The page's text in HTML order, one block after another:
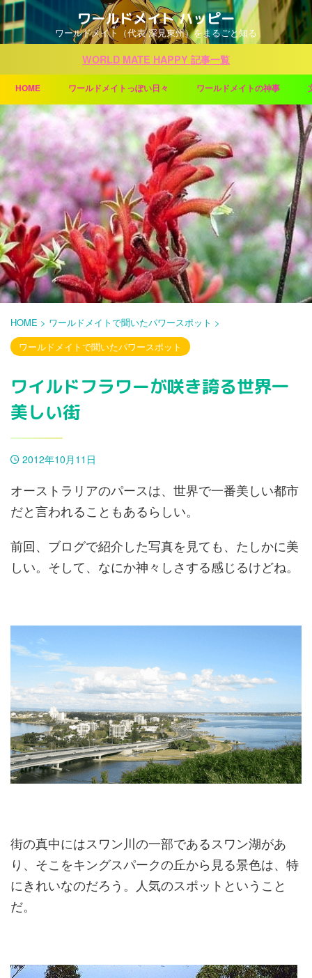
ワールドメイト ハッピー
ワールドメイト（代表 深見東州）をまるごと知る
WORLD MATE HAPPY 記事一覧
HOME ワールドメイトっぽい日々 ワールドメイトの神事
HOME > ワールドメイトで聞いたパワースポット >
ワールドメイトで聞いたパワースポット
ワイルドフラワーが咲き誇る世界一
美しい街
2012年10月11日
オーストラリアのパースは、世界で一番美しい都市
だと言われることもあるらしい。
前回、ブログで紹介した写真を見ても、たしかに美
しい。そして、なにか神々しさする感じるけどね。
街の真中にはスワン川の一部であるスワン湖があ
り、そこをキングスパークの丘から見る景色は、特
にきれいなのだろう。人気のスポットということ
だ。